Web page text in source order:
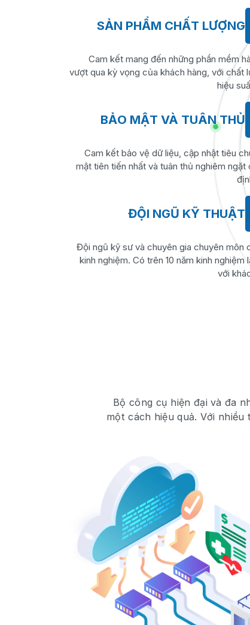
SẢN PHẨM CHẤT LƯỢNG
Cam kết mang đến những phần mềm
vượt qua kỳ vọng của khách hàng, với chất
hiệu
BẢO MẬT VÀ TUÂN THỦ
Cam kết bảo vệ dữ liệu, cập nhật tiêu
mật tiên tiến nhất và tuân thủ nghiêm ngặt
ĐỘI NGŨ KỸ THUẬT
Đội ngũ kỹ sư và chuyên gia chuyên môn
kinh nghiệm. Có trên 10 năm kinh nghiệm
với
Bộ công cụ hiện đại và đa
một cách hiệu quả. Với